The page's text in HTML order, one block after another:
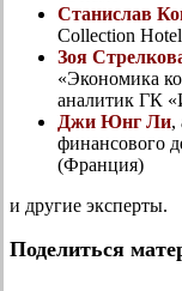
Станислав
Collection Hotel
Зоя
«Экономика
аналитик ГК
Джи Юнг Ли,
финансового
(Франция)
и другие эксперты.
Поделиться